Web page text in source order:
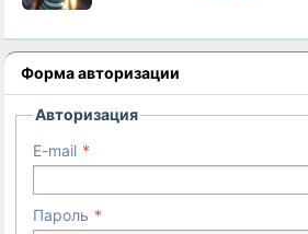
Форма авторизации
Авторизация
E-mail
Пароль